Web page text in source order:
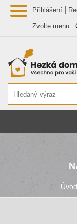
Přihlášení
Zvolte menu:
Úvod